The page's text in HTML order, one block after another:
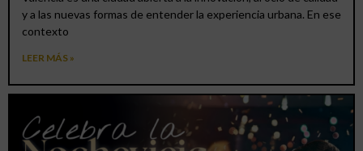
y a las nuevas formas de entender la experiencia urbana. En ese
contexto
LEER MÁS »